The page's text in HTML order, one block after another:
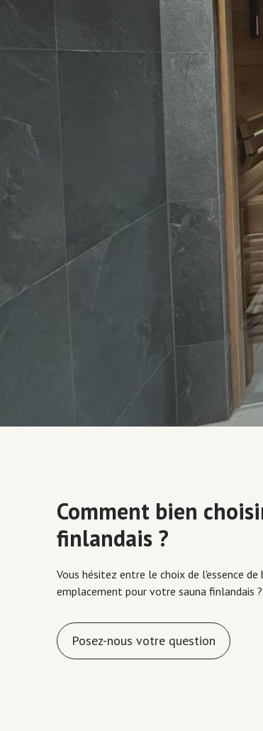
Comment bien
finlandais ?
Vous hésitez entre le choix de l'essence
emplacement pour votre sauna finlandais ?
Posez-nous votre question